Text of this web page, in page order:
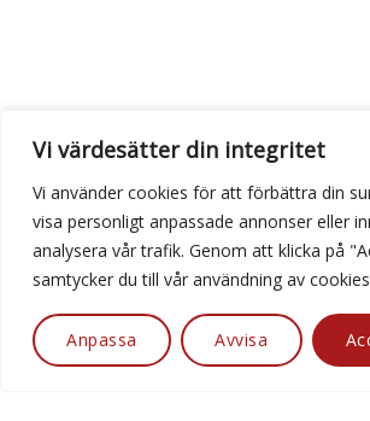
Vi värdesätter din integritet
Vi använder cookies för att förbättra din
visa personligt anpassade annonser eller
analysera vår trafik. Genom att klicka på
samtycker du till vår användning av
Anpassa Avvisa